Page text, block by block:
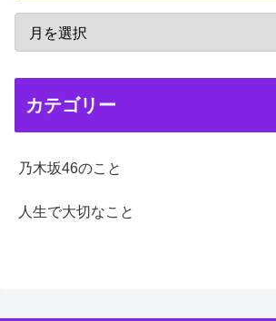
カテゴリー
乃木坂46のこと
人生で大切なこと